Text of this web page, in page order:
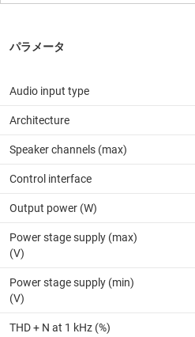
Audio input type
Architecture
Speaker channels (max)
Control interface
Output power (W)
Power stage supply (max)
(V)
Power stage supply (min)
(V)
THD + N at 1 kHz (%)